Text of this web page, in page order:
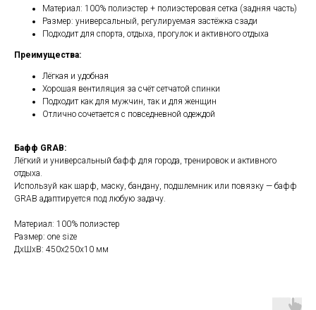
Материал: 100% полиэстер + полиэстеровая сетка (задняя часть)
Размер: универсальный, регулируемая застёжка сзади
Подходит для спорта, отдыха, прогулок и активного отдыха
Преимущества:
Лёгкая и удобная
Хорошая вентиляция за счёт сетчатой спинки
Подходит как для мужчин, так и для женщин
Отлично сочетается с повседневной одеждой
Бафф GRAB:
Лёгкий и универсальный бафф для города, тренировок и активного
отдыха.
Используй как шарф, маску, бандану, подшлемник или повязку — бафф
GRAB адаптируется под любую задачу.
Материал: 100% полиэстер
Размер: one size
ДxШxВ: 450x250x10 мм